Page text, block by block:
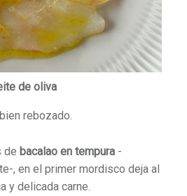
de oliva
rebozado.
de bacalao en tempura-
, en el primer mordisco deja al
y delicada carne.